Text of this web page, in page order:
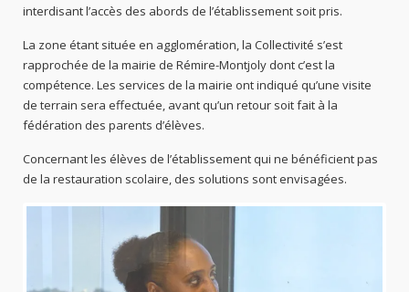
interdisant l’accès des abords de l’établissement soit pris.
La zone étant située en agglomération, la Collectivité s’est
rapprochée de la mairie de Rémire-Montjoly dont c’est la
compétence. Les services de la mairie ont indiqué qu’une visite
de terrain sera effectuée, avant qu’un retour soit fait à la
fédération des parents d’élèves.
Concernant les élèves de l’établissement qui ne bénéficient pas
de la restauration scolaire, des solutions sont envisagées.